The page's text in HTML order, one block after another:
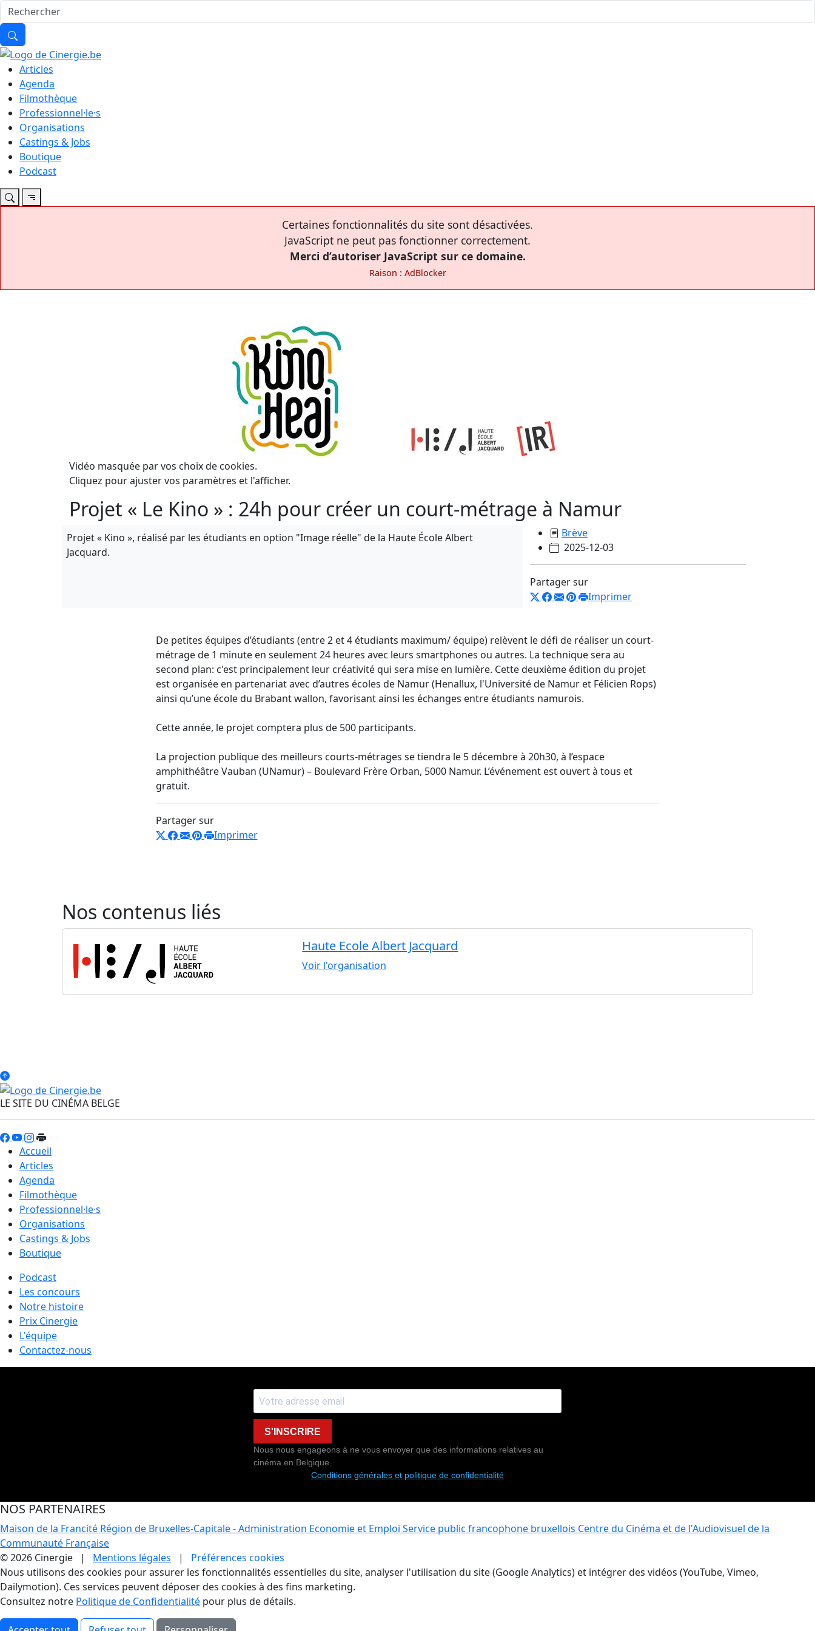
Articles
Agenda
Filmothèque
Professionnel·le·s
Organisations
Castings & Jobs
Boutique
Podcast
Certaines fonctionnalités du site sont désactivées.
JavaScript ne peut pas fonctionner correctement.
Merci d’autoriser JavaScript sur ce domaine.
Raison : AdBlocker
Vidéo masquée par vos choix de cookies.
Cliquez pour ajuster vos paramètres et l'afficher.
Projet « Le Kino » : 24h pour créer un court-métrage à Namur
Projet « Kino », réalisé par les étudiants en option "Image réelle" de la Haute École Albert
Jacquard.
Brève
2025-12-03
Partager sur
Imprimer
De petites équipes d’étudiants (entre 2 et 4 étudiants maximum/ équipe) relèvent le défi de réaliser un court-
métrage de 1 minute en seulement 24 heures avec leurs smartphones ou autres. La technique sera au
second plan: c'est principalement leur créativité qui sera mise en lumière. Cette deuxième édition du projet
est organisée en partenariat avec d’autres écoles de Namur (Henallux, l'Université de Namur et Félicien Rops)
ainsi qu’une école du Brabant wallon, favorisant ainsi les échanges entre étudiants namurois.
Cette année, le projet comptera plus de 500 participants.
La projection publique des meilleurs courts-métrages se tiendra le 5 décembre à 20h30, à l’espace
amphithéâtre Vauban (UNamur) – Boulevard Frère Orban, 5000 Namur. L’événement est ouvert à tous et
gratuit.
Partager sur
Imprimer
Nos contenus liés
Haute Ecole Albert Jacquard
Voir l'organisation
LE SITE DU CINÉMA BELGE
Accueil
Articles
Agenda
Filmothèque
Professionnel·le·s
Organisations
Castings & Jobs
Boutique
Podcast
Les concours
Notre histoire
Prix Cinergie
L'équipe
Contactez-nous
S'INSCRIRE
Nous nous engageons à ne vous envoyer que des informations relatives au
cinéma en Belgique.
Conditions générales et politique de confidentialité
NOS PARTENAIRES
Maison de la Francité Région de Bruxelles-Capitale - Administration Economie et Emploi Service public francophone bruxellois Centre du Cinéma et de l'Audiovisuel de la
Communauté Française
© 2026 Cinergie | Mentions légales | Préférences cookies
Gestion des Cookies
Nous utilisons des cookies pour assurer les fonctionnalités essentielles du site, analyser l'utilisation du site (Google Analytics) et intégrer des vidéos (YouTube, Vimeo,
Dailymotion). Ces services peuvent déposer des cookies à des fins marketing.
Consultez notre Politique de Confidentialité pour plus de détails.